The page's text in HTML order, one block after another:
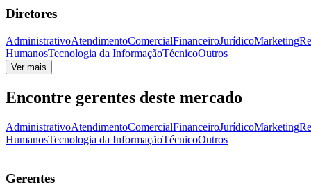
Diretores
AdministrativoAtendimentoComercialFinanceiroJurídicoMarketing
HumanosTecnologia da InformaçãoTécnicoOutros
Ver mais
Encontre gerentes deste mercado
AdministrativoAtendimentoComercialFinanceiroJurídicoMarketing
HumanosTecnologia da InformaçãoTécnicoOutros
Gerentes